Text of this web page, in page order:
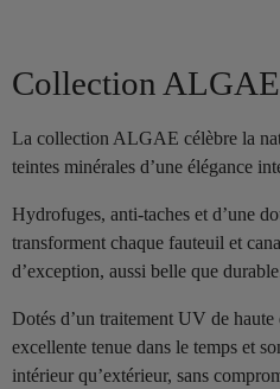
Collection ALGAE
La collection ALGAE célèbre la
teintes minérales d’une élégance
Hydrofuges, anti-taches et d’une
transforment chaque fauteuil et
d’exception, aussi belle que
Dotés d’un traitement UV de
excellente tenue dans le temps et
intérieur qu’extérieur, sans